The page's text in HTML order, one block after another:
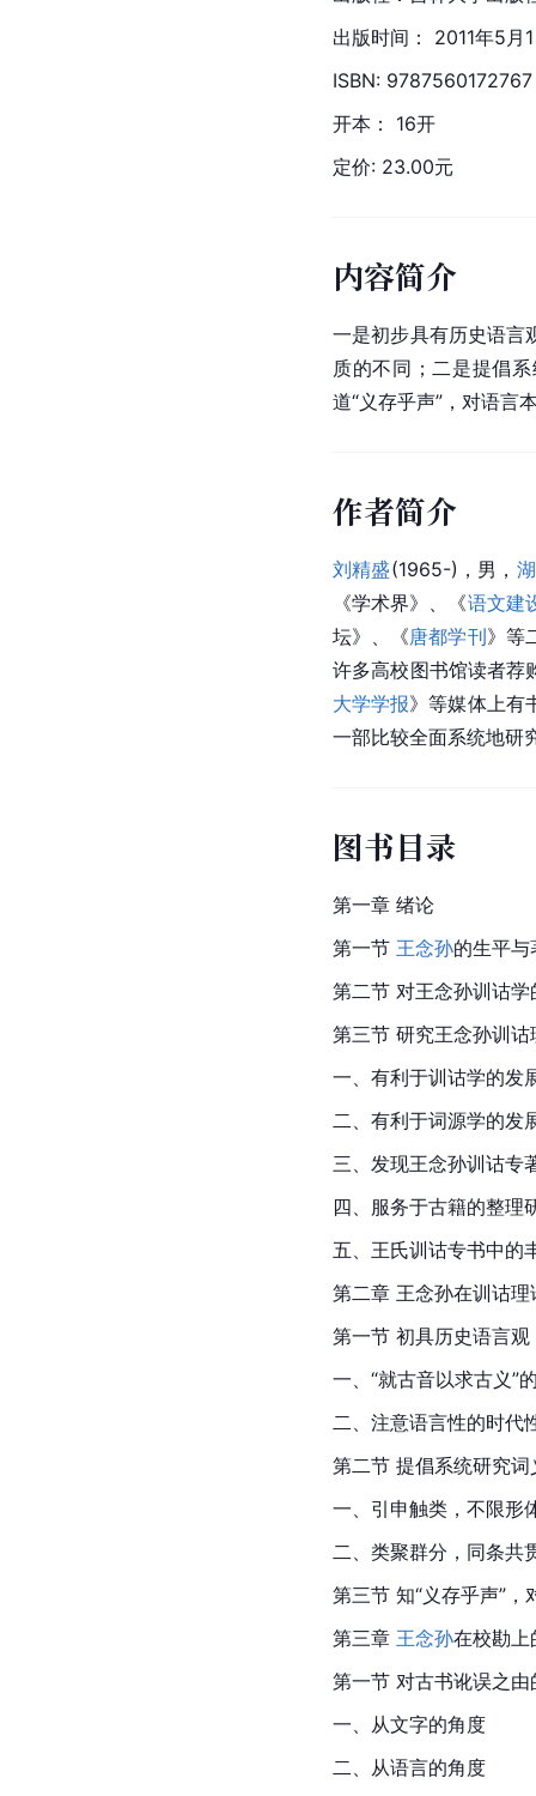
出版时间： 2011年5月
ISBN: 9787560172767
开本： 16开
定价: 23.00元
内容简介
一是初步具有历史语言
质的不同；二是提倡
道“义存乎声”，对语言
作者简介
刘精盛(1965-)，男，
《学术界》、《语文建
坛》、《唐都学刊》等
许多高校图书馆读者荐
大学学报》等媒体上有
一部比较全面系统地研
图书目录
第一章 绪论
第一节 王念孙的生平
第二节 对王念孙训诂
第三节 研究王念孙训
一、有利于训诂学的发
二、有利于词源学的发
三、发现王念孙训诂专
四、服务于古籍的整理
五、王氏训诂专书中的
第二章 王念孙在训诂理
第一节 初具历史语言
一、“就古音以求古义”
二、注意语言性的时代
第二节 提倡系统研究
一、引申触类，不限形
二、类聚群分，同条共
第三节 知“义存乎声”
第三章 王念孙在校勘上
第一节 对古书讹误之
一、从文字的角度
二、从语言的角度